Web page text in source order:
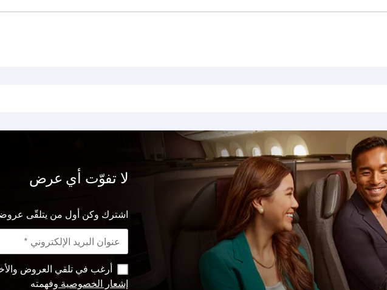
لا تفوّت أي عرض
اشترك وكن أول من يتلقّى
أرغب في تلقي العروض
إشعار الخصوصية وفهمته